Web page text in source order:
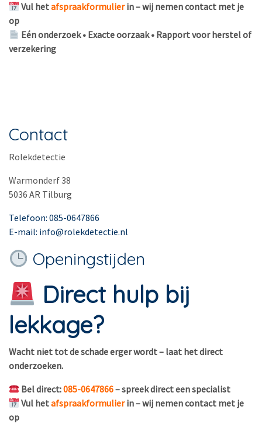
Vul hetafspraakformulierin – wij nemen contact met je
op
Eén onderzoek • Exacte oorzaak • Rapport voor herstel of
verzekering
Contact
Rolekdetectie
Warmonderf 38
5036 AR Tilburg
Telefoon: 085-0647866
E-mail: info@rolekdetectie.nl
Openingstijden
Direct hulp bij
lekkage?
Wacht niet tot de schade erger wordt – laat het direct
onderzoeken.
Bel direct:085-0647866– spreek direct een specialist
Vul hetafspraakformulierin – wij nemen contact met je
op